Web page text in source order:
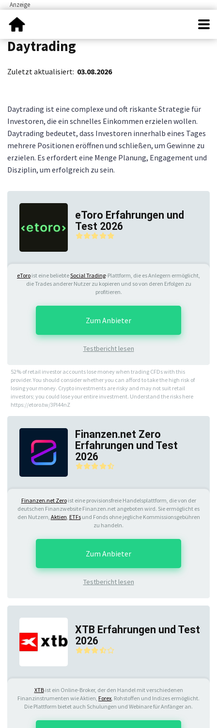
Daytrading
Zuletzt aktualisiert: 03.08.2026
Daytrading ist eine complexe und oft riskante Strategie für
Investoren, die ein schnelles Einkommen erzielen wollen.
Daytrading bedeutet, dass Investoren innerhalb eines Tages
mehrere Positionen eröffnen und schließen, um Gewinne zu
erzielen. Es erfordert eine Menge Planung, Engagement und
Disziplin, um erfolgreich zu sein.
eToro Erfahrungen und
Test 2026
eToro ist eine beliebteSocial Trading-Plattform, die es Anlegern ermöglicht,
die Trades anderer Nutzer zu kopieren und so von deren Erfolgen zu
profitieren.
Testbericht lesen
Zum Anbieter
52% of retail investor accounts lose money when trading CFDs with this
provider. You should consider whether you can afford to take the high risk of
losing your money. Crypto investments are risky and may not suit retail
investors; you could lose your entire investment. Understand the risks here
https://etoro.tw/3PI44nZ
Finanzen.net Zero
Erfahrungen und Test
2026
Finanzen.net Zeroist eine provisionsfreie Handelsplattform, die von der
deutschen Finanzwebsite Finanzen.net angeboten wird. Sie ermöglicht es
den Nutzern, Aktien ETFsund Fonds ohne jegliche Kommissionsgebühren
zu handeln.
Testbericht lesen
Zum Anbieter
XTB Erfahrungen und Test
2026
XTBist ein Online-Broker, der den Handel mit verschiedenen
Finanzinstrumenten wie Aktien, Forex , Rohstoffen und Indizes ermöglicht.
Die Plattform bietet auch Schulungen und Webinare für Anfänger an.